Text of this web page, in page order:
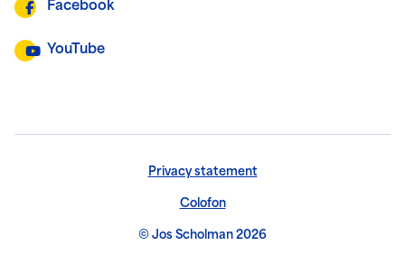
Facebook
YouTube
Privacy statement
Colofon
© Jos Scholman 2026